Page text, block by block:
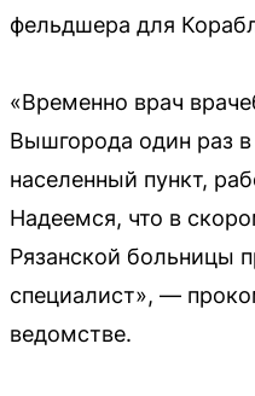
фельдшера для
«Временно врач
Вышгорода один раз
населенный пункт,
Надеемся, что в
Рязанской больницы
специалист», —
ведомстве.